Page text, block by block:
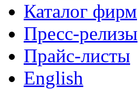
Каталог фирм
Пресс-релизы
Прайс-листы
English